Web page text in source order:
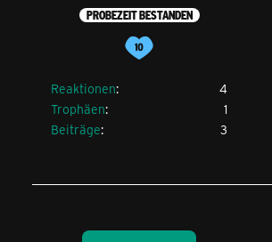
PROBEZEIT BESTANDEN
Reaktionen
4
Trophäen
1
Beiträge
3